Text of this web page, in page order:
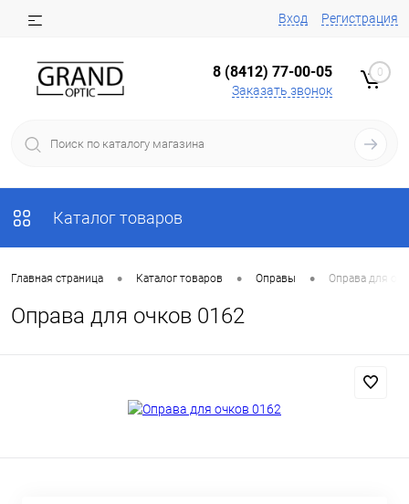
Вход Регистрация
8 (8412) 77-00-05
Заказать звонок
0
Каталог товаров
Главная страница • Каталог товаров • Оправы • Оправа для
Оправа для очков 0162